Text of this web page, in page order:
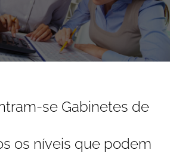
se Gabinetes de
os níveis que podem